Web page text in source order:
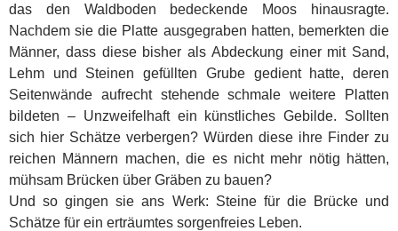
das den Waldboden bedeckende Moos hinausragte.
Nachdem sie die Platte ausgegra­ben hatten, bemerkten die
Männer, dass diese bisher als Abdeckung einer mit Sand,
Lehm und Stei­nen gefüllten Grube gedient hatte, deren
Seitenwände aufrecht stehende schmale weitere Platten
bildeten – Unzweifelhaft ein künstliches Gebilde. Sollten
sich hier Schätze verbergen? Würden diese ihre Finder zu
reichen Männern machen, die es nicht mehr nötig hätten,
mühsam Brücken über Gräben zu bauen?
Und so gingen sie ans Werk: Steine für die Brücke und
Schätze für ein erträumtes sorgenfrei­es Leben.